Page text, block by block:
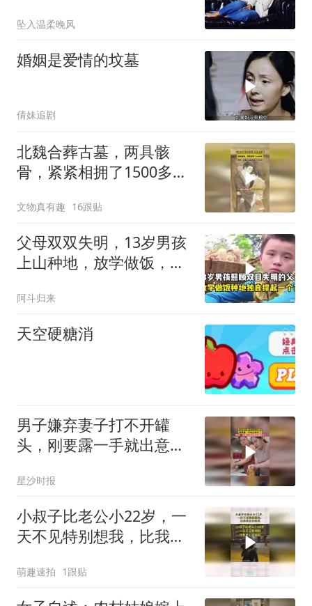
坠入温柔晚风
婚姻是爱情的坟墓
倩妹追剧
北魏合葬古墓，两具骸
骨，紧紧相拥了1500多
生死与时间
文物真有趣 16跟贴
父母双双失明，13岁男孩
上山种地，放学做饭，独
阿斗归来
天空硬糖消
男子嫌弃妻子打不开罐
头，刚要露一手就出意外
夫妻相了
星沙时报
小叔子比老公小22岁，一
天不见特别想我，比我老
萌趣速拍 1跟贴